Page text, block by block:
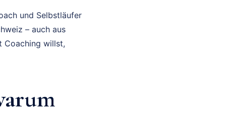
und Selbstläufer
– auch aus
Coaching willst,